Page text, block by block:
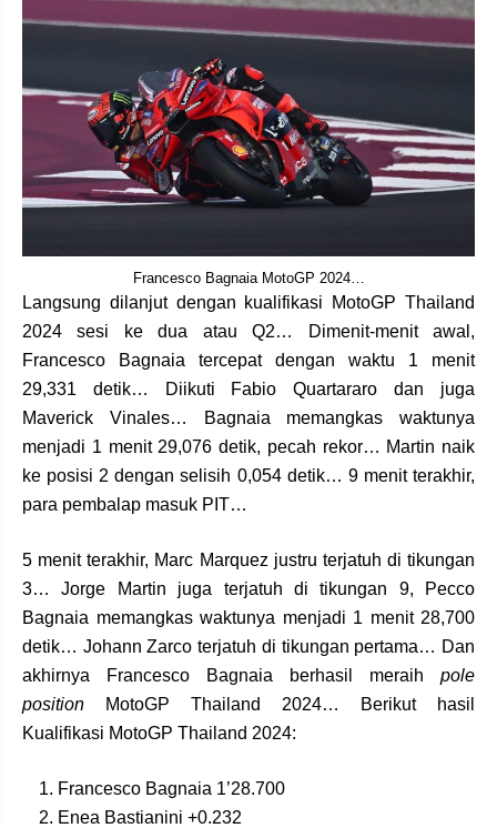
Francesco Bagnaia MotoGP 2024…
Langsung dilanjut dengan kualifikasi MotoGP Thailand
2024 sesi ke dua atau Q2… Dimenit-menit awal,
Francesco Bagnaia tercepat dengan waktu 1 menit
29,331 detik… Diikuti Fabio Quartararo dan juga
Maverick Vinales… Bagnaia memangkas waktunya
menjadi 1 menit 29,076 detik, pecah rekor… Martin naik
ke posisi 2 dengan selisih 0,054 detik… 9 menit terakhir,
para pembalap masuk PIT…
5 menit terakhir, Marc Marquez justru terjatuh di tikungan
3… Jorge Martin juga terjatuh di tikungan 9, Pecco
Bagnaia memangkas waktunya menjadi 1 menit 28,700
detik… Johann Zarco terjatuh di tikungan pertama… Dan
akhirnya Francesco Bagnaia berhasil meraih pole
position MotoGP Thailand 2024… Berikut hasil
Kualifikasi MotoGP Thailand 2024:
Francesco Bagnaia 1’28.700
Enea Bastianini +0.232